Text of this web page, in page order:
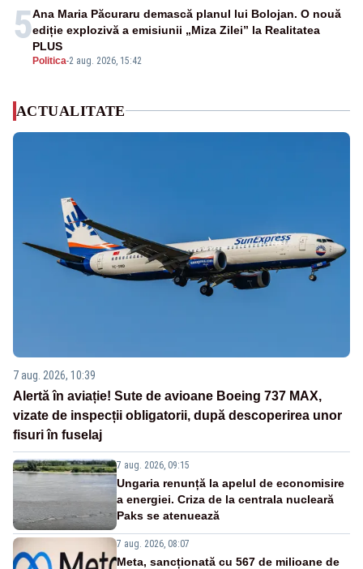
5
Politica-2 aug. 2026, 15:42
Ana Maria Păcuraru demască planul lui Bolojan. O nouă
ediție explozivă a emisiunii „Miza Zilei” la Realitatea
PLUS
ACTUALITATE
7 aug. 2026, 10:39
Alertă în aviație! Sute de avioane Boeing 737 MAX,
vizate de inspecții obligatorii, după descoperirea unor
fisuri în fuselaj
7 aug. 2026, 09:15
Ungaria renunță la apelul de economisire
a energiei. Criza de la centrala nucleară
Paks se atenuează
7 aug. 2026, 08:07
Meta, sancționată cu 567 de milioane de